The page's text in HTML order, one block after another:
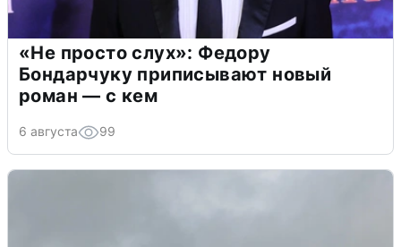
«Не просто слух»: Федору
Бондарчуку приписывают новый
роман — с кем
6 августа 99